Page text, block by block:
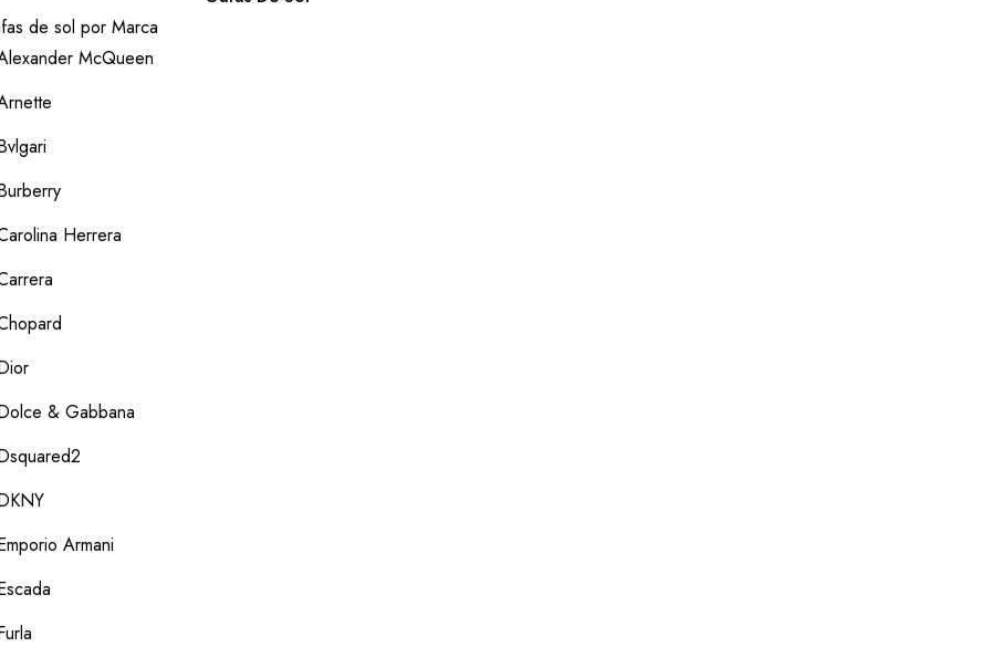
de sol por Marca
McQueen
Herrera
& Gabbana
Armani